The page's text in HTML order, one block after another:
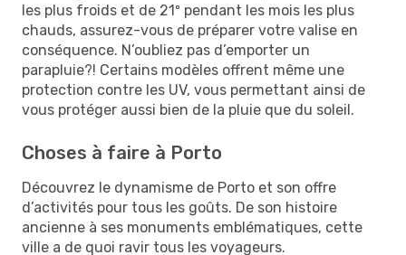
les plus froids et de 21º pendant les mois les plus
chauds, assurez-vous de préparer votre valise en
conséquence. N’oubliez pas d’emporter un
parapluie?! Certains modèles offrent même une
protection contre les UV, vous permettant ainsi de
vous protéger aussi bien de la pluie que du soleil.
Choses à faire à Porto
Découvrez le dynamisme de Porto et son offre
d’activités pour tous les goûts. De son histoire
ancienne à ses monuments emblématiques, cette
ville a de quoi ravir tous les voyageurs.